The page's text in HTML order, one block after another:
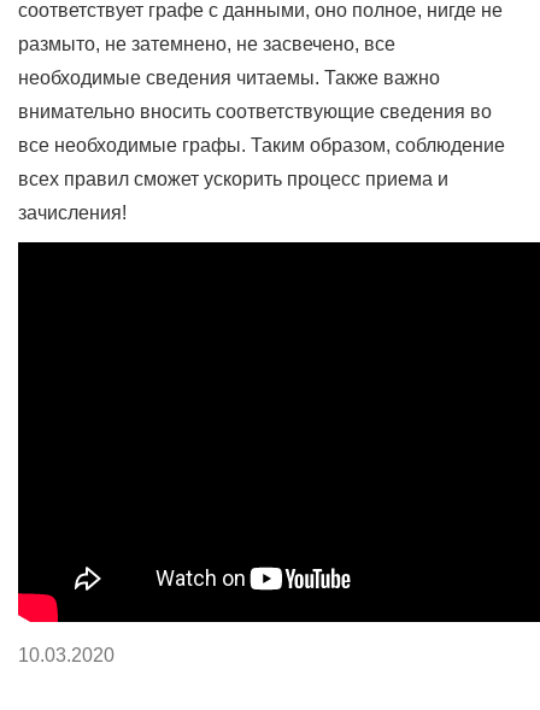
соответствует графе с данными, оно полное, нигде не
размыто, не затемнено, не засвечено, все
необходимые сведения читаемы. Также важно
внимательно вносить соответствующие сведения во
все необходимые графы. Таким образом, соблюдение
всех правил сможет ускорить процесс приема и
зачисления!
10.03.2020